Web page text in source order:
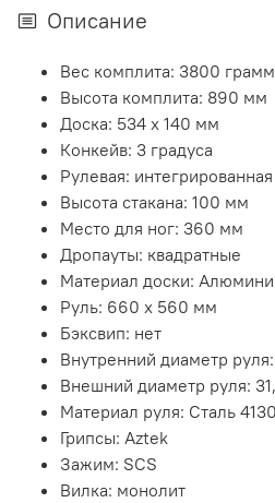
Описание
Вес комплита: 3800 грамм
Высота комплита: 890 мм
Доска: 534 х 140 мм
Конкейв: 3 градуса
Рулевая: интегрированная
Высота стакана: 100 мм
Место для ног: 360 мм
Дропауты: квадратные
Материал доски:
Руль: 660 х 560 мм
Бэксвип: нет
Внутренний диаметр
Внешний диаметр руля:
Материал руля: Сталь
Грипсы: Aztek
Зажим: SCS
Вилка: монолит